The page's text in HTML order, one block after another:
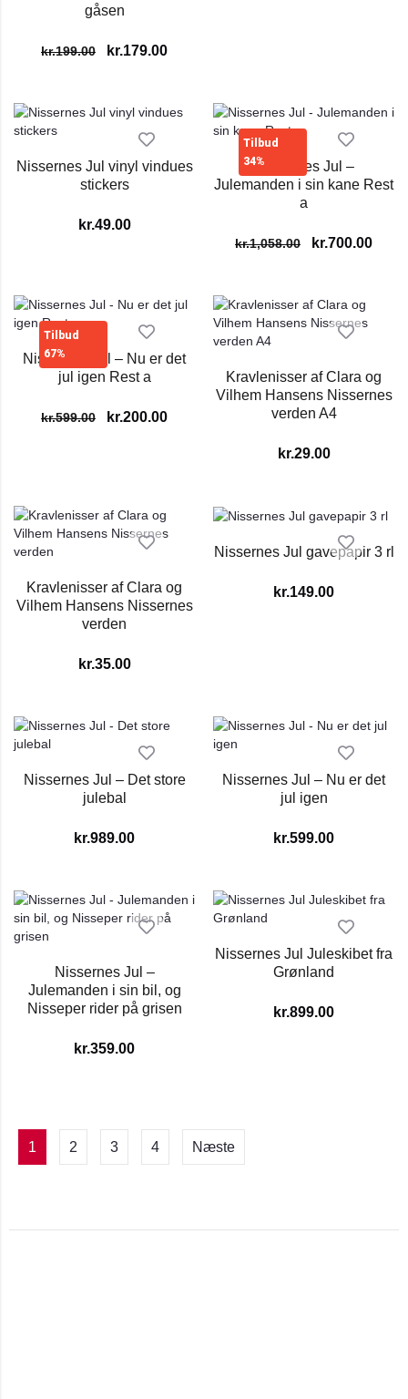
gåsen
kr.199.00 kr.179.00
Nissernes Jul vinyl vindues
stickers
kr.49.00
Tilbud
34%Nissernes Jul –
Julemanden i sin kane Rest
a
kr.1,058.00 kr.700.00
Tilbud
67%
Nissernes Jul – Nu er det
jul igen Rest a
kr.599.00 kr.200.00
Kravlenisser af Clara og
Vilhem Hansens Nissernes
verden A4
kr.29.00
Kravlenisser af Clara og
Vilhem Hansens Nissernes
verden
kr.35.00
Nissernes Jul gavepapir 3 rl
kr.149.00
Nissernes Jul – Det store
julebal
kr.989.00
Nissernes Jul – Nu er det
jul igen
kr.599.00
Nissernes Jul –
Julemanden i sin bil, og
Nisseper rider på grisen
kr.359.00
Nissernes Jul Juleskibet fra
Grønland
kr.899.00
1 2 3 4 Næste